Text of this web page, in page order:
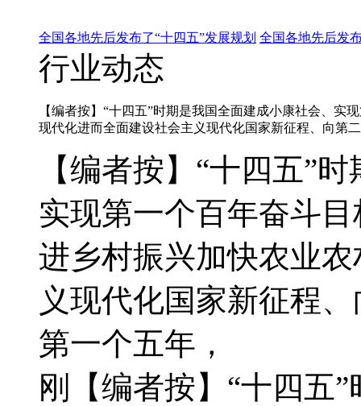
全国各地先后发布了“十四五”发展规划 全国各地先后发
行业动态
【编者按】“十四五”时期是我国全面建成小康社会、
现代化进而全面建设社会主义现代化国家新征程、向第
【编者按】“十四五”
实现第一个百年奋斗
进乡村振兴加快农业
义现代化国家新征程
第一个五年，
刚【编者按】“十四五